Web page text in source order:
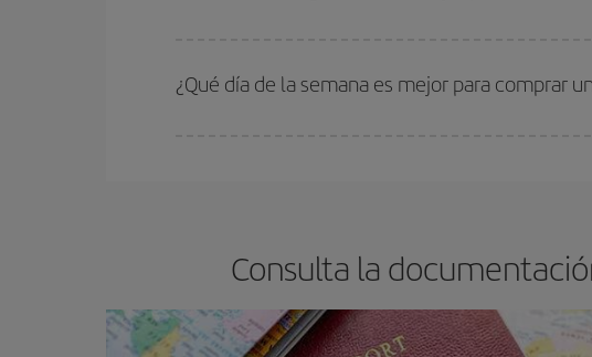
¿Qué día de la semana es mejor para comprar
Consulta la